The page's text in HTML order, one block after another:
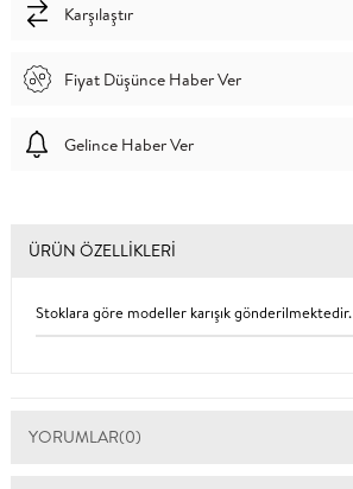
Karşılaştır
Fiyat Düşünce Haber Ver
Gelince Haber Ver
ÜRÜN ÖZELLIKLERI
Stoklara göre modeller karışık gönderilmektedir.
YORUMLAR(0)